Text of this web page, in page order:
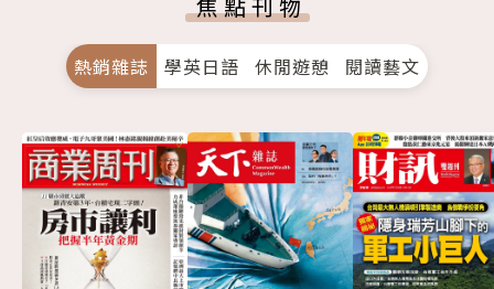
熱銷雜誌 學英日語 休閒遊憩 閱讀藝文